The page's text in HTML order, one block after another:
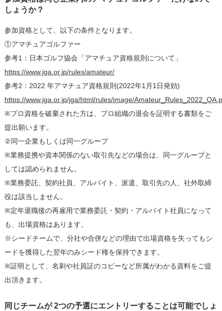
しょうか？
参加資格として、以下の条件となります。
①アマチュアゴルファー
参考1：日本ゴルフ協会「アマチュア資格規則について」
https://www.jga.or.jp/rules/amateur/
参考2：2022 年アマチュア資格規則(2022年1月1日発効)
https://www.jga.or.jp/jga/html/rules/image/
※プロ資格を破棄された方は、プロ組織の退会を証明する書類をご
提出願います。
②同一企業もしくは同一グループ
※業務提携や資本関係のない取引先などの場合は、同一グループと
しては認められません。
※業務委託、契約社員、アルバイト、派遣、取引先の人、社外取締
役は該当しません。
※定年退職後の再雇用で業務委託・契約・アルバイト社員になって
も、出場資格はあります。
※シードチームで、分社や合併などの理由で出場資格を失ってもシ
ードを獲得した翌年のみシード権を保持できます。
※証明として、名刺や社員証のコピーなど所属がわかる資料をご提
出頂きます。
同じチームが 2つの予選にエントリーすることは可能でしょ